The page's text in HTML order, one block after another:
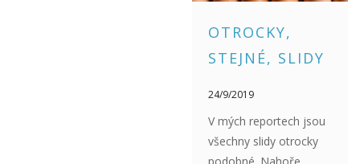
OTROCKY,
STEJNÉ, SLIDY
24/9/2019
V mých reportech jsou
všechny slidy otrocky